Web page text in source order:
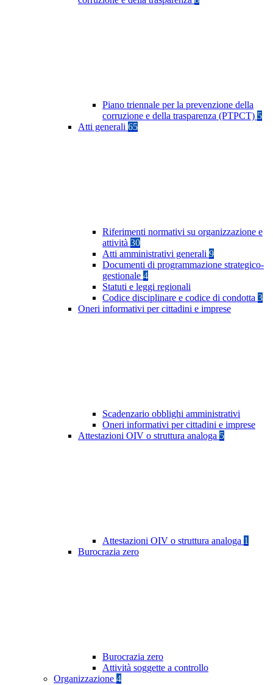
Piano triennale per la prevenzione della
corruzione e della trasparenza (PTPCT) 5
Atti generali 65
Riferimenti normativi su organizzazione e
attività 30
Atti amministrativi generali 9
Documenti di programmazione strategico-
gestionale 4
Statuti e leggi regionali
Codice disciplinare e codice di condotta 3
Oneri informativi per cittadini e imprese
Scadenzario obblighi amministrativi
Oneri informativi per cittadini e imprese
Attestazioni OIV o struttura analoga 5
Attestazioni OIV o struttura analoga 1
Burocrazia zero
Burocrazia zero
Attività soggette a controllo
Organizzazione 4